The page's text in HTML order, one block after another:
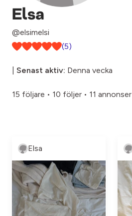
Elsa
@elsimelsi
(5)
Senast aktiv: Denna vecka
15 följare • 10 följer • 11 annonser
Elsa